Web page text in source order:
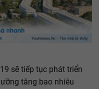
sẽ tiếp tục phát triển
tăng bao nhiêu